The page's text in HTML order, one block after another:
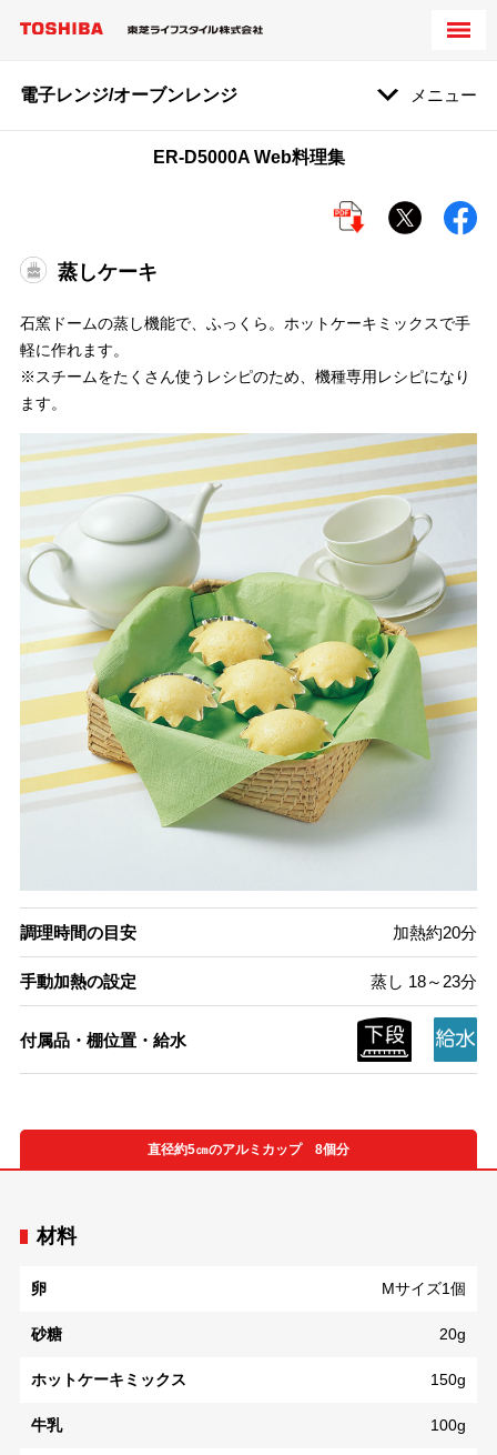
電子レンジ/オーブンレンジ メニュー
ER-D5000A Web料理集
蒸しケーキ
石窯ドームの蒸し機能で、ふっくら。ホットケーキミックスで手
軽に作れます。
※スチームをたくさん使うレシピのため、機種専用レシピになり
ます。
調理時間の目安 加熱約20分
手動加熱の設定 蒸し 18～23分
付属品・棚位置・給水
直径約5㎝のアルミカップ 8個分
材料
卵 Mサイズ1個
砂糖 20g
ホットケーキミックス 150g
牛乳 100g